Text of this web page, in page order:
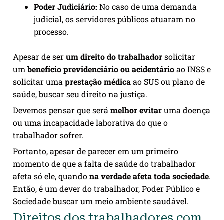
Poder Judiciário: No caso de uma demanda
judicial, os servidores públicos atuaram no
processo.
Apesar de serum direito do trabalhadorsolicitar
umbenefício previdenciário ou acidentárioao INSS e
solicitar umaprestação médicaao SUS ou plano de
saúde, buscar seu direito na justiça.
Devemos pensar que serámelhor evitaruma doença
ou uma incapacidade laborativa do que o
trabalhador sofrer.
Portanto, apesar de parecer em um primeiro
momento de que a falta de saúde do trabalhador
afeta só ele, quandona verdade afeta toda sociedade.
Então, é um dever do trabalhador, Poder Público e
Sociedade buscar um meio ambiente saudável.